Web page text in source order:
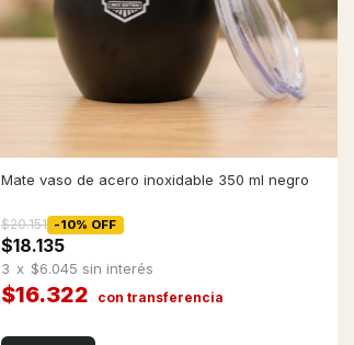
Mate vaso de acero inoxidable 350 ml negro
$18.135
-10% OFF
$20.151
$16.322
3 x $6.045 sin interés